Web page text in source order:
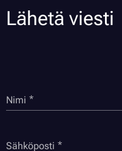
Lähetä viesti
Nimi
Sähköposti